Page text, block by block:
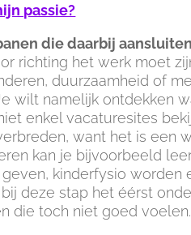
passie?
die daarbij
richting het werk moet
duurzaamheid of
wilt namelijk ontdekken
enkel vacaturesites
want het is een
kan je bijvoorbeeld
kinderfysio worden
deze stap het éérst
die toch niet goed voelen.